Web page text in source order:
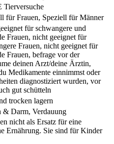
Tierversuche
für Frauen, Speziell für Männer
für schwangere und
Frauen, nicht geeignet für
Frauen, nicht geeignet für
Frauen, befrage vor der
deinen Arzt/deine Ärztin,
Medikamente einnimmst oder
diagnostiziert wurden, vor
gut schütteln
trocken lagern
& Darm, Verdauung
nicht als Ersatz für eine
Ernährung. Sie sind für Kinder